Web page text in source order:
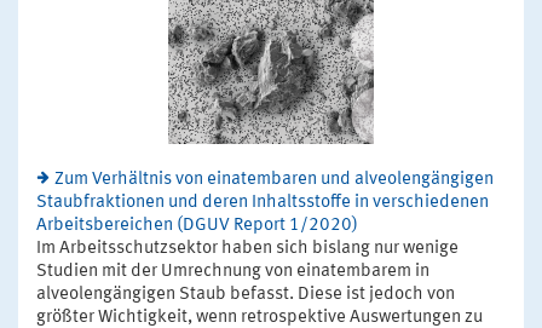
Zum Verhältnis von einatembaren und alveolengängigen
Staubfraktionen und deren Inhaltsstoffe in verschiedenen
Arbeitsbereichen (DGUV Report 1/2020)
Im Arbeitsschutzsektor haben sich bislang nur wenige
Studien mit der Umrechnung von einatembarem in
alveolengängigen Staub befasst. Diese ist jedoch von
größter Wichtigkeit, wenn retrospektive Auswertungen zu